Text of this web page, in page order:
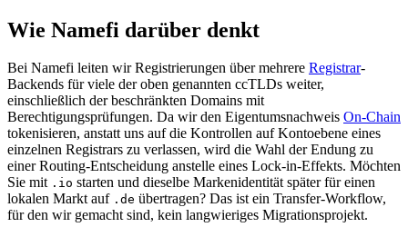
Wie Namefi darüber denkt
Bei Namefi leiten wir Registrierungen über mehrere Registrar-
Backends für viele der oben genannten ccTLDs weiter,
einschließlich der beschränkten Domains mit
Berechtigungsprüfungen. Da wir den Eigentumsnachweis On-Chain
tokenisieren, anstatt uns auf die Kontrollen auf Kontoebene eines
einzelnen Registrars zu verlassen, wird die Wahl der Endung zu
einer Routing-Entscheidung anstelle eines Lock-in-Effekts. Möchten
Sie mit .io starten und dieselbe Markenidentität später für einen
lokalen Markt auf .de übertragen? Das ist ein Transfer-Workflow,
für den wir gemacht sind, kein langwieriges Migrationsprojekt.